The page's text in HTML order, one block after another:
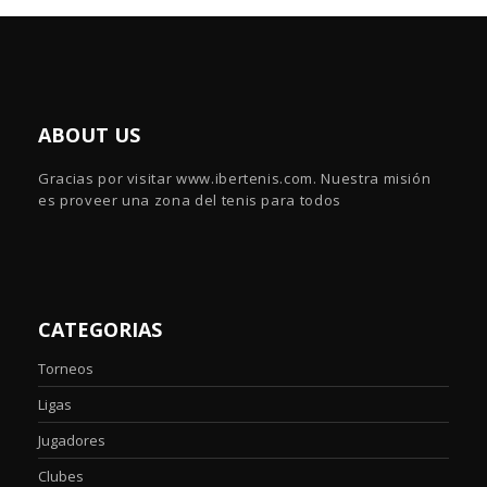
ABOUT US
Gracias por visitar www.ibertenis.com. Nuestra misión
es proveer una zona del tenis para todos
CATEGORIAS
Torneos
Ligas
Jugadores
Clubes